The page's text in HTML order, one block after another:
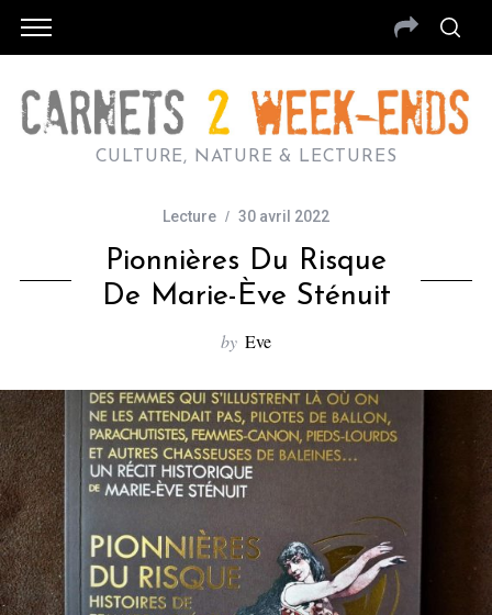
CULTURE, NATURE & LECTURES
Lecture 30 avril 2022
Pionnières Du Risque
De Marie-Ève Sténuit
by Eve